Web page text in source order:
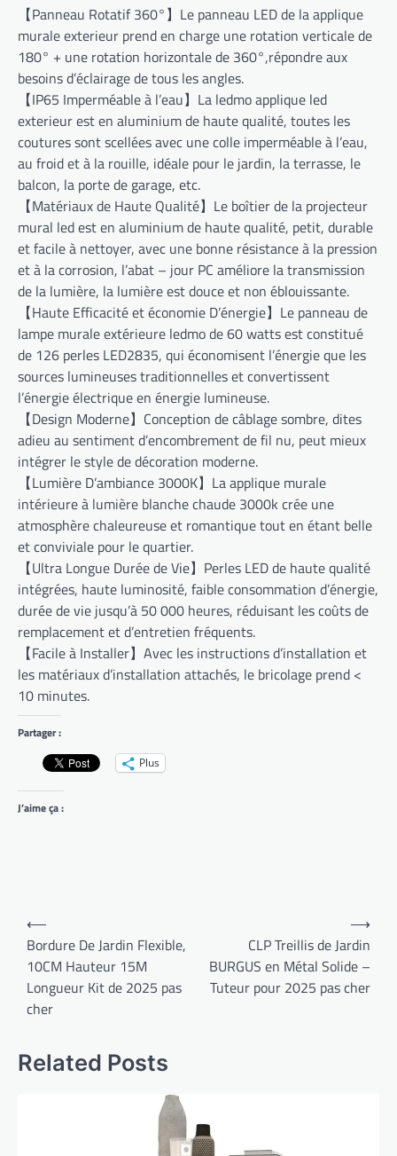
【Panneau Rotatif 360°】Le panneau LED de la applique
murale exterieur prend en charge une rotation verticale de
180° + une rotation horizontale de 360°,répondre aux
besoins d’éclairage de tous les angles.
【IP65 Imperméable à l’eau】La ledmo applique led
exterieur est en aluminium de haute qualité, toutes les
coutures sont scellées avec une colle imperméable à l’eau,
au froid et à la rouille, idéale pour le jardin, la terrasse, le
balcon, la porte de garage, etc.
【Matériaux de Haute Qualité】Le boîtier de la projecteur
mural led est en aluminium de haute qualité, petit, durable
et facile à nettoyer, avec une bonne résistance à la pression
et à la corrosion, l’abat – jour PC améliore la transmission
de la lumière, la lumière est douce et non éblouissante.
【Haute Efficacité et économie D’énergie】Le panneau de
lampe murale extérieure ledmo de 60 watts est constitué
de 126 perles LED2835, qui économisent l’énergie que les
sources lumineuses traditionnelles et convertissent
l’énergie électrique en énergie lumineuse.
【Design Moderne】Conception de câblage sombre, dites
adieu au sentiment d’encombrement de fil nu, peut mieux
intégrer le style de décoration moderne.
【Lumière D’ambiance 3000K】La applique murale
intérieure à lumière blanche chaude 3000k crée une
atmosphère chaleureuse et romantique tout en étant belle
et conviviale pour le quartier.
【Ultra Longue Durée de Vie】Perles LED de haute qualité
intégrées, haute luminosité, faible consommation d’énergie,
durée de vie jusqu’à 50 000 heures, réduisant les coûts de
remplacement et d’entretien fréquents.
【Facile à Installer】Avec les instructions d’installation et
les matériaux d’installation attachés, le bricolage prend <
10 minutes.
Partager :
Plus
J’aime ça :
Navigation
de
l’article
⟵
Bordure De Jardin Flexible,
10CM Hauteur 15M
Longueur Kit de 2025 pas
cher
CLP Treillis de Jardin
BURGUS en Métal Solide –
Tuteur pour 2025 pas cher
⟶
Related Posts